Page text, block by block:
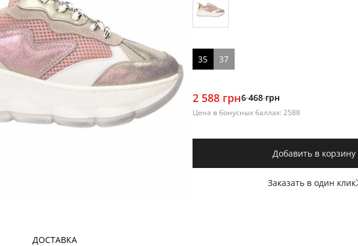
35 37
2 588 грн6 468 грн
Цена в бонусных баллах: 2588
Добавить в корзину
Заказать в один клик
ДОСТАВКА